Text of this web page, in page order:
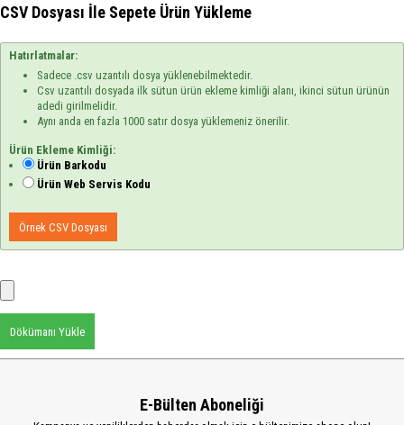
CSV Dosyası İle Sepete Ürün Yükleme
Hatırlatmalar:
Sadece .csv uzantılı dosya yüklenebilmektedir.
Csv uzantılı dosyada ilk sütun ürün ekleme kimliği alanı, ikinci sütun ürünün
adedi girilmelidir.
Aynı anda en fazla 1000 satır dosya yüklemeniz önerilir.
Ürün Ekleme Kimliği:
Ürün Barkodu
Ürün Web Servis Kodu
Örnek CSV Dosyası
Dökümanı Yükle
E-Bülten Aboneliği